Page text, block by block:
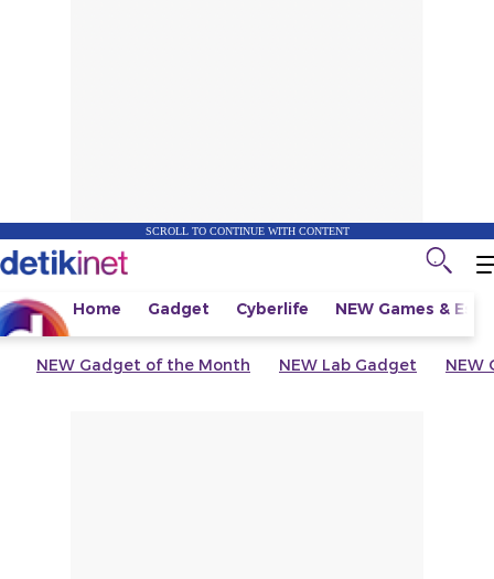
SCROLL TO CONTINUE WITH CONTENT
Home Gadget Cyberlife NEW Games &
NEW Gadget of the Month NEW Lab Gadget NEW